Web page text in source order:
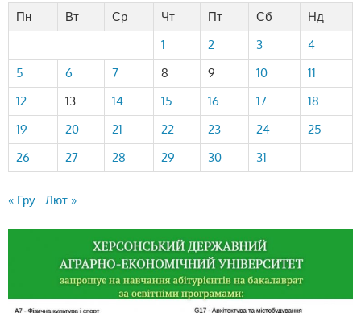
Пн
Вт Ср Чт Пт Сб
Нд
1
2 3
4
5
6 7 8 9 10
11
12
13 14 15 16 17
18
19
20 21 22 23 24
25
26
27 28 29 30 31
« Гру Лют »